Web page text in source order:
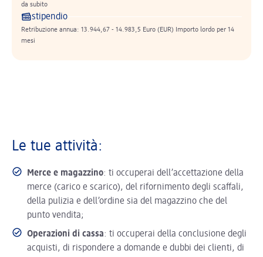
da subito
stipendio
Retribuzione annua: 13.944,67 - 14.983,5 Euro (EUR) Importo lordo per 14
mesi
Le tue attività:
Merce e magazzino: ti occuperai dell’accettazione della
merce (carico e scarico), del rifornimento degli scaffali,
della pulizia e dell’ordine sia del magazzino che del
punto vendita;
Operazioni di cassa: ti occuperai della conclusione degli
acquisti, di rispondere a domande e dubbi dei clienti, di